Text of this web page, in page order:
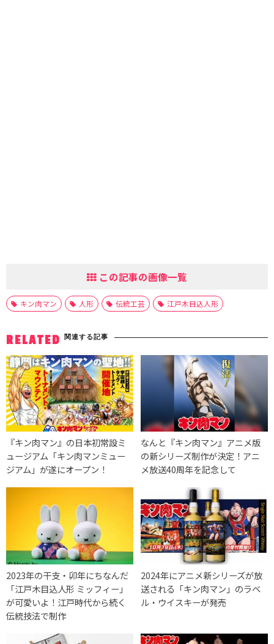
この記事の画像一覧
キン肉マン 人形 伝統工芸 江戸木目込人形
RELATED 関連する記事
『キン肉マン』の日本初常設ミ
ュージアム「キン肉マンミュー
ジアム」が遂にオープン！
なんと『キン肉マン』アニメ版
の新シリーズ制作が決定！アニ
メ放送40周年を記念して
2023年の干支・卯年にちなんだ
「江戸木目込人形 ミッフィー」
が可愛いよ！江戸時代から続く
伝統技法で制作
2024年にアニメ新シリーズが放
送される「キン肉マン」のラベ
ル・ウイスキーが発売